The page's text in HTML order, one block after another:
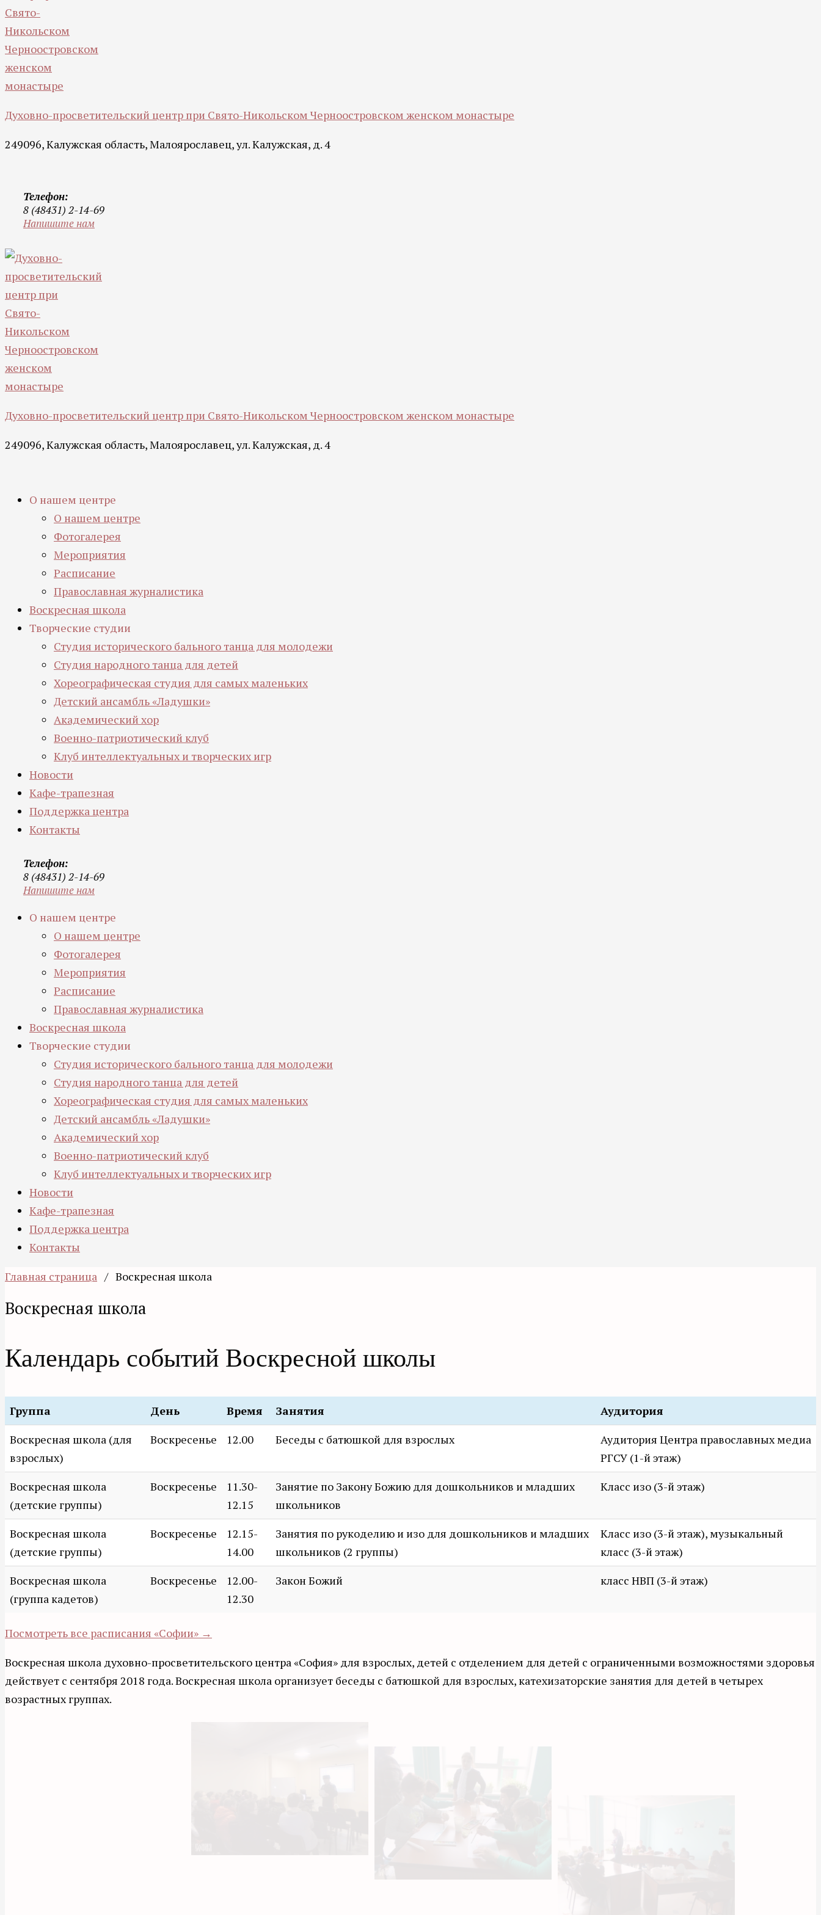
Духовно-просветительский центр при Свято-Никольском Черноостровском женском монастыре
249096, Калужская область, Малоярославец, ул. Калужская, д. 4
Телефон:
8 (48431) 2-14-69
Напишите нам
Духовно-просветительский центр при Свято-Никольском Черноостровском женском монастыре
249096, Калужская область, Малоярославец, ул. Калужская, д. 4
О нашем центре
О нашем центре
Фотогалерея
Мероприятия
Расписание
Православная журналистика
Воскресная школа
Творческие студии
Студия исторического бального танца для молодежи
Студия народного танца для детей
Хореографическая студия для самых маленьких
Детский ансамбль «Ладушки»
Академический хор
Военно-патриотический клуб
Клуб интеллектуальных и творческих игр
Новости
Кафе-трапезная
Поддержка центра
Контакты
Телефон:
8 (48431) 2-14-69
Напишите нам
О нашем центре
О нашем центре
Фотогалерея
Мероприятия
Расписание
Православная журналистика
Воскресная школа
Творческие студии
Студия исторического бального танца для молодежи
Студия народного танца для детей
Хореографическая студия для самых маленьких
Детский ансамбль «Ладушки»
Академический хор
Военно-патриотический клуб
Клуб интеллектуальных и творческих игр
Новости
Кафе-трапезная
Поддержка центра
Контакты
Главная страница / Воскресная школа
Воскресная школа
Календарь событий Воскресной школы
Группа День Время Занятия
Аудитория
Воскресная школа (для
взрослых)
Воскресенье 12.00 Беседы с батюшкой для взрослых
Аудитория Центра православных медиа
РГСУ (1-й этаж)
Воскресная школа
(детские группы)
Воскресенье
11.30-
12.15
Занятие по Закону Божию для дошкольников и младших
школьников
Класс изо (3-й этаж)
Воскресная школа
(детские группы)
Воскресенье
12.15-
14.00
Занятия по рукоделию и изо для дошкольников и младших
школьников (2 группы)
Класс изо (3-й этаж), музыкальный
класс (3-й этаж)
Воскресная школа
(группа кадетов)
Воскресенье
12.00-
12.30
Закон Божий класс НВП (3-й этаж)
Посмотреть все расписания «Софии» →
Воскресная школа духовно-просветительского центра «София» для взрослых, детей с отделением для детей с ограниченными возможностями здоровья
действует с сентября 2018 года. Воскресная школа организует беседы с батюшкой для взрослых, катехизаторские занятия для детей в четырех
возрастных группах.